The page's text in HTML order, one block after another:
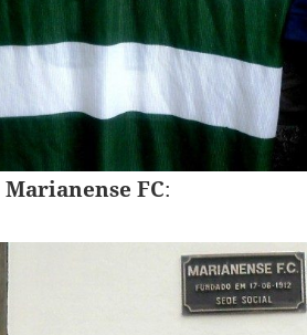
Marianense FC: